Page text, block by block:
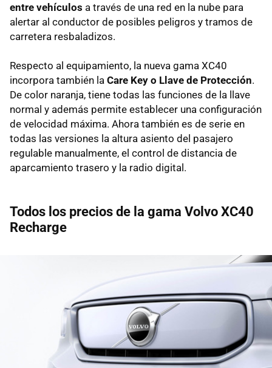
entre vehículos a través de una red en la nube para
alertar al conductor de posibles peligros y tramos de
carretera resbaladizos.
Respecto al equipamiento, la nueva gama XC40
incorpora también la Care Key o Llave de Protección.
De color naranja, tiene todas las funciones de la llave
normal y además permite establecer una configuración
de velocidad máxima. Ahora también es de serie en
todas las versiones la altura asiento del pasajero
regulable manualmente, el control de distancia de
aparcamiento trasero y la radio digital.
Todos los precios de la gama Volvo XC40
Recharge